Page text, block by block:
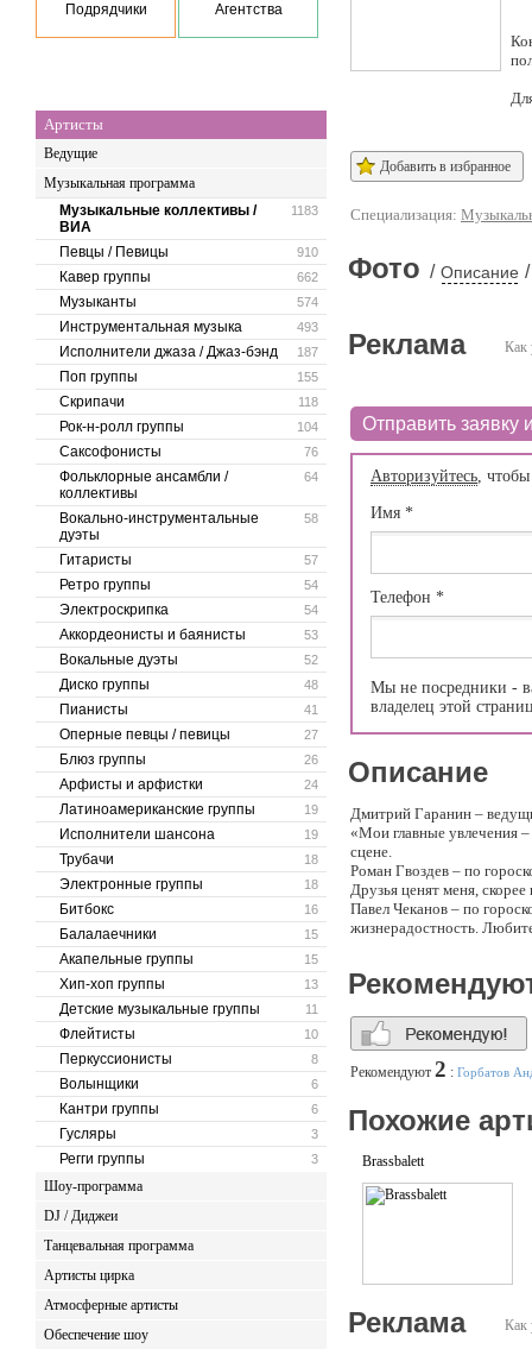
Подрядчики Агентства
Артисты
Ведущие
Музыкальная программа
1183
Музыкальные коллективы /
ВИА
910
Певцы / Певицы
662
Кавер группы
574
Музыканты
493
Инструментальная музыка
187
Исполнители джаза / Джаз-бэнд
155
Поп группы
118
Скрипачи
104
Рок-н-ролл группы
76
Саксофонисты
64
Фольклорные ансамбли /
коллективы
58
Вокально-инструментальные
дуэты
57
Гитаристы
54
Ретро группы
54
Электроскрипка
53
Аккордеонисты и баянисты
52
Вокальные дуэты
48
Диско группы
41
Пианисты
27
Оперные певцы / певицы
26
Блюз группы
24
Арфисты и арфистки
19
Латиноамериканские группы
19
Исполнители шансона
18
Трубачи
18
Электронные группы
16
Битбокс
15
Балалаечники
15
Акапельные группы
13
Хип-хоп группы
11
Детские музыкальные группы
10
Флейтисты
8
Перкуссионисты
6
Волынщики
6
Кантри группы
3
Гусляры
3
Регги группы
Шоу-программа
DJ / Диджеи
Танцевальная программа
Артисты цирка
Атмосферные артисты
Обеспечение шоу
Добавить в избранное
Специализация:
Фото / Описание /
Как
Реклама
Отправить заявку
Авторизуйтесь,
Имя *
Телефон *
Мы не посредники -
владелец этой
Описание
Дмитрий Гаранин –
«Мои главные увлечения
сцене.
Роман Гвоздев – по
Друзья ценят меня,
Павел Чеканов – по
жизнерадостность.
Рекомендуют 2 : Горбатов
Похожие
Brassbalett
Как
Реклама